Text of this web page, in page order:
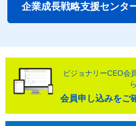
企業成長戦略支援センタ
ビジョナリーCEO会
ら
会員申し込みをご